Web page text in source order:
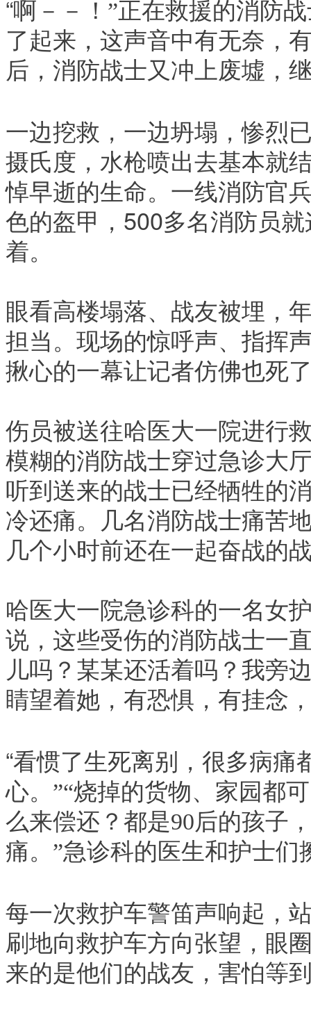
“啊－－！ ”正在救援的消防
了起来，这声音中有无奈，
后，消防战士又冲上废墟，
一边挖救，一边坍塌，惨烈
摄氏度，水枪喷出去基本就
悼早逝的生命。一线消防官
色的盔甲，500多名消防员
着。
眼看高楼塌落、战友被埋，
担当。现场的惊呼声、指挥
揪心的一幕让记者仿佛也死
伤员被送往哈医大一院进行
模糊的消防战士穿过急诊大
听到送来的战士已经牺牲的
冷还痛。几名消防战士痛苦
几个小时前还在一起奋战的
哈医大一院急诊科的一名女
说，这些受伤的消防战士一
儿吗？某某还活着吗？我旁
睛望着她，有恐惧，有挂念
“看惯了生死离别，很多病痛
心。 ”“烧掉的货物、家园都
么来偿还？都是90后的孩子
痛。 ”急诊科的医生和护士们
每一次救护车警笛声响起，
刷地向救护车方向张望，眼
来的是他们的战友，害怕等